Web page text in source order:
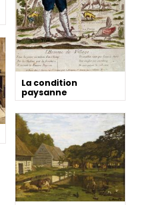
La condition
paysanne